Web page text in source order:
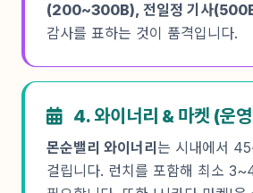
(200~300B), 전일정 기사
감사를 표하는 것이 품격입니다.
4. 와이너리 & 마켓 (운
몬순밸리 와이너리 는 시내에서
걸립니다. 런치를 포함해 최소